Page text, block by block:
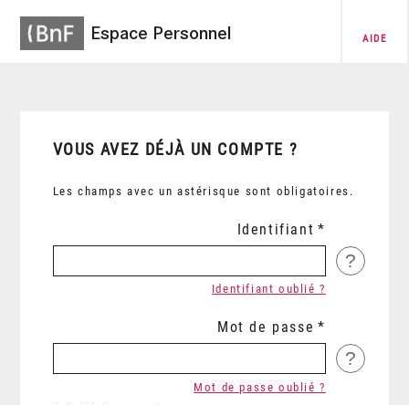
Espace Personnel AIDE
VOUS AVEZ DÉJÀ UN COMPTE ?
Les champs avec un astérisque sont obligatoires.
Identifiant
?
Identifiant oublié ?
Mot de passe
?
Mot de passe oublié ?